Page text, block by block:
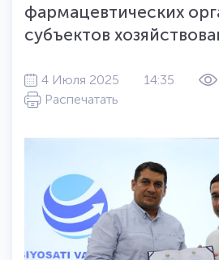
фармацевтических
субъектов
4 Июля 2025 14:35
Распечатать